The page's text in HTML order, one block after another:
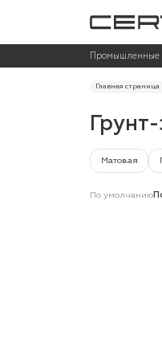
Промышленные
Главная страница
Матовая
По умолчанию